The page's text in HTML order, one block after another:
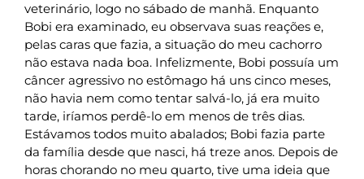
veterinário, logo no sábado de manhã. Enquanto
Bobi era examinado, eu observava suas reações e,
pelas caras que fazia, a situação do meu cachorro
não estava nada boa. Infelizmente, Bobi possuía um
câncer agressivo no estômago há uns cinco meses,
não havia nem como tentar salvá-lo, já era muito
tarde, iríamos perdê-lo em menos de três dias.
Estávamos todos muito abalados; Bobi fazia parte
da família desde que nasci, há treze anos. Depois de
horas chorando no meu quarto, tive uma ideia que